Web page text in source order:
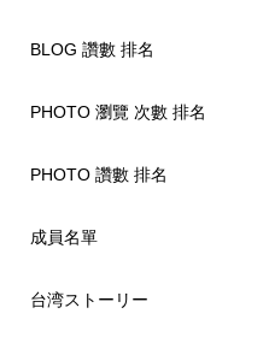
BLOG 讚數 排名
PHOTO 瀏覽 次數 排名
PHOTO 讚數 排名
成員名單
台湾ストーリー